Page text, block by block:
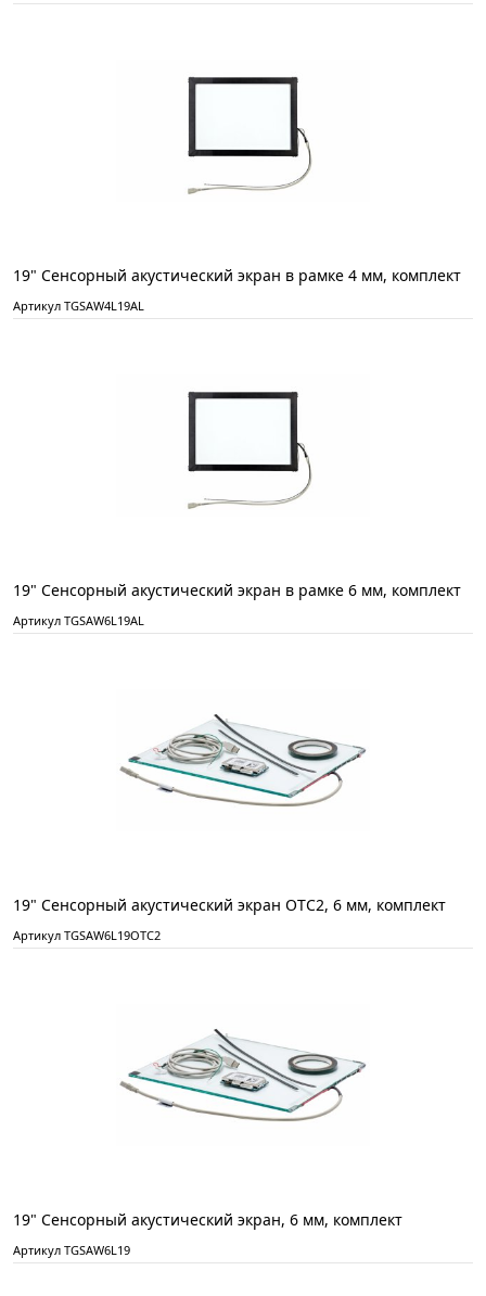
19" Сенсорный акустический экран в рамке 4 мм, комплект
Артикул TGSAW4L19AL
19" Сенсорный акустический экран в рамке 6 мм, комплект
Артикул TGSAW6L19AL
19" Сенсорный акустический экран ОТС2, 6 мм, комплект
Артикул TGSAW6L19OTC2
19" Сенсорный акустический экран, 6 мм, комплект
Артикул TGSAW6L19